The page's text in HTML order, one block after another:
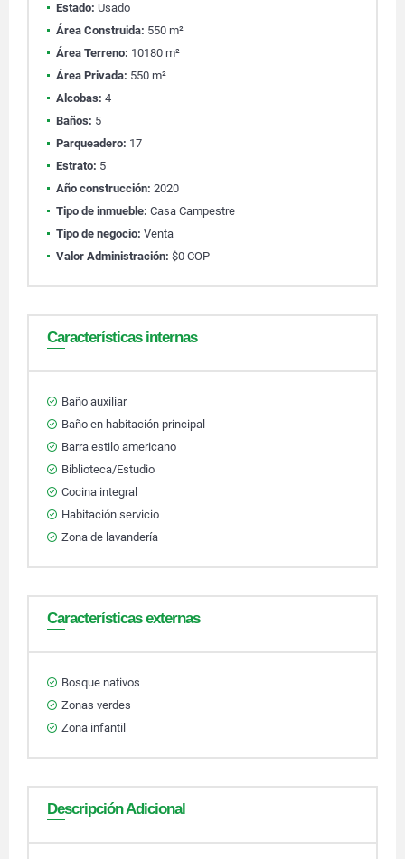
Estado: Usado
Área Construida: 550 m²
Área Terreno: 10180 m²
Área Privada: 550 m²
Alcobas: 4
Baños: 5
Parqueadero: 17
Estrato: 5
Año construcción: 2020
Tipo de inmueble: Casa Campestre
Tipo de negocio: Venta
Valor Administración: $0 COP
Características internas
Baño auxiliar
Baño en habitación principal
Barra estilo americano
Biblioteca/Estudio
Cocina integral
Habitación servicio
Zona de lavandería
Características externas
Bosque nativos
Zonas verdes
Zona infantil
Descripción Adicional